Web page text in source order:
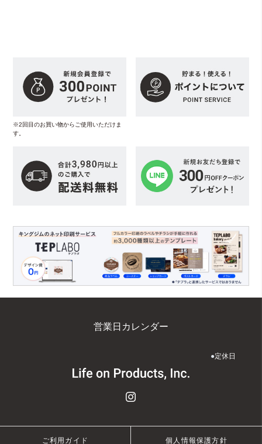
※2回目のお買い物からご使用いただけま
す。
営業日カレンダー
●定休日
ご利用ガイド 個人情報保護方針